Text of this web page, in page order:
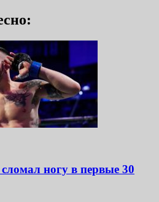
ногу в первые 30